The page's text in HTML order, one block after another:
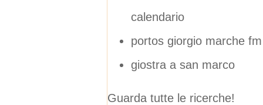
calendario
portos giorgio marche fm
giostra a san marco
Guarda tutte le ricerche!